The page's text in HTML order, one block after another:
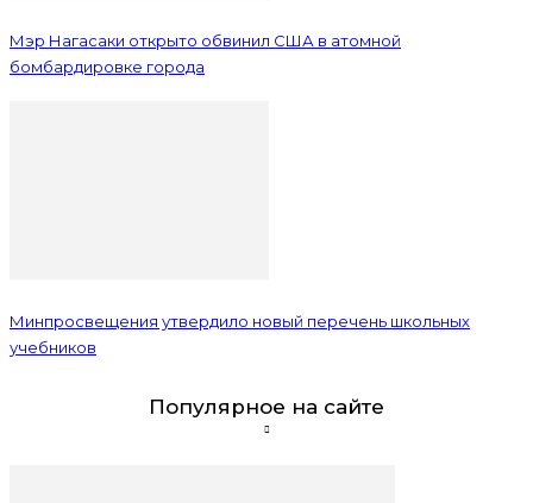
Мэр Нагасаки открыто обвинил США в атомной
бомбардировке города
Минпросвещения утвердило новый перечень школьных
учебников
Популярное на сайте